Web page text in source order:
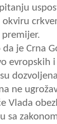
okviru
premijer.
je Crna
evropskih
ne
Vlada
sa